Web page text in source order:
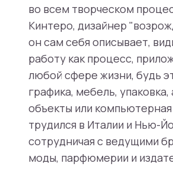
во всем творческом
Кинтеро, дизайнер
он сам себя описывает,
работу как процесс,
любой сфере жизни, будь
графика, мебель, упаковка,
объекты или
трудился в Италии и Нью-
сотрудничая с ведущими
моды, парфюмерии и